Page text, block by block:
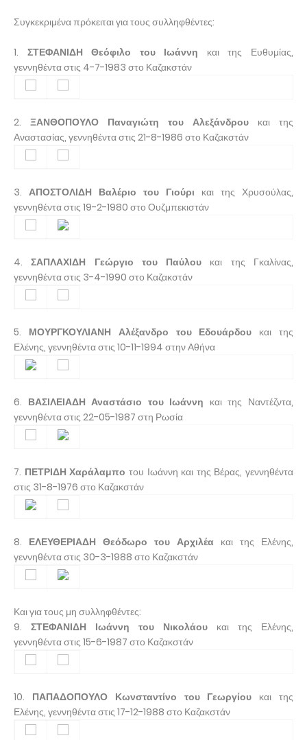
Συγκεκριμένα πρόκειται για τους συλληφθέντες:
1. ΣΤΕΦΑΝΙΔΗ Θεόφιλο του Ιωάννη και της Ευθυμίας,
γεννηθέντα στις 4-7-1983 στο Καζακστάν
2. ΞΑΝΘΟΠΟΥΛΟ Παναγιώτη του Αλεξάνδρου και της
Αναστασίας, γεννηθέντα στις 21-8-1986 στο Καζακστάν
3. ΑΠΟΣΤΟΛΙΔΗ Βαλέριο του Γιούρι και της Χρυσούλας,
γεννηθέντα στις 19-2-1980 στο Ουζμπεκιστάν
4.ΣΑΠΛΑΧΙΔΗ Γεώργιο του Παύλου και της Γκαλίνας,
γεννηθέντα στις 3-4-1990 στο Καζακστάν
5. ΜΟΥΡΓΚΟΥΛΙΑΝΗ Αλέξανδρο του Εδουάρδου και της
Ελένης, γεννηθέντα στις 10-11-1994 στην Αθήνα
6. ΒΑΣΙΛΕΙΑΔΗ Αναστάσιο του Ιωάννη και της Ναντέζντα,
γεννηθέντα στις 22-05-1987 στη Ρωσία
7. ΠΕΤΡΙΔΗ Χαράλαμπο του Ιωάννη και της Βέρας, γεννηθέντα
στις 31-8-1976 στο Καζακστάν
8. ΕΛΕΥΘΕΡΙΑΔΗ Θεόδωρο του Αρχιλέα και της Ελένης,
γεννηθέντα στις 30-3-1988 στο Καζακστάν
Και για τους μη συλληφθέντες:
9. ΣΤΕΦΑΝΙΔΗ Ιωάννη του Νικολάου και της Ελένης,
γεννηθέντα στις 15-6-1987 στο Καζακστάν
10. ΠΑΠΑΔΟΠΟΥΛΟ Κωνσταντίνο του Γεωργίου και της
Ελένης, γεννηθέντα στις 17-12-1988 στο Καζακστάν